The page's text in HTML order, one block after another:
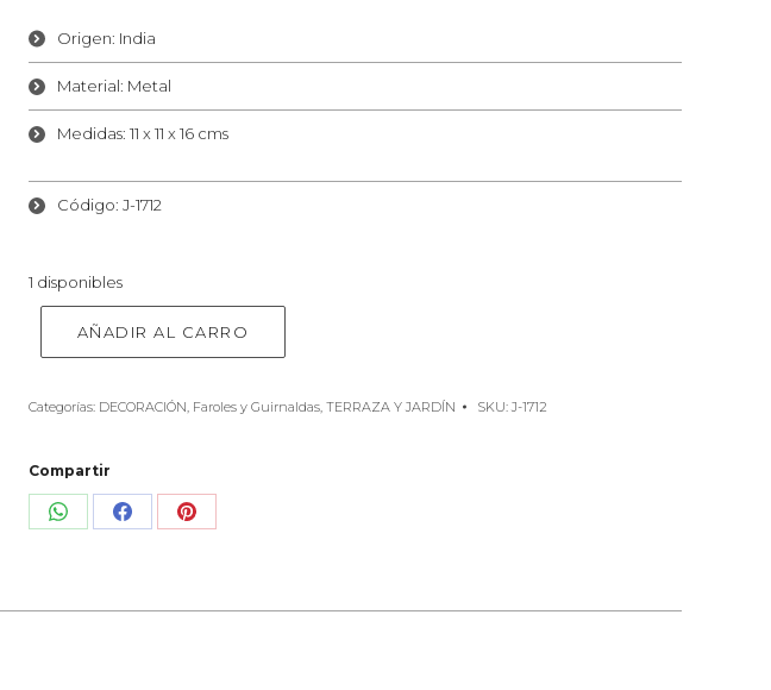
Origen: India
Material: Metal
Medidas: 11 x 11 x 16 cms
Código: J-1712
1 disponibles
AÑADIR AL CARRO
Categorías: DECORACIÓN, Faroles y Guirnaldas, TERRAZA Y JARDÍN SKU: J-1712
Compartir
Share Share Share